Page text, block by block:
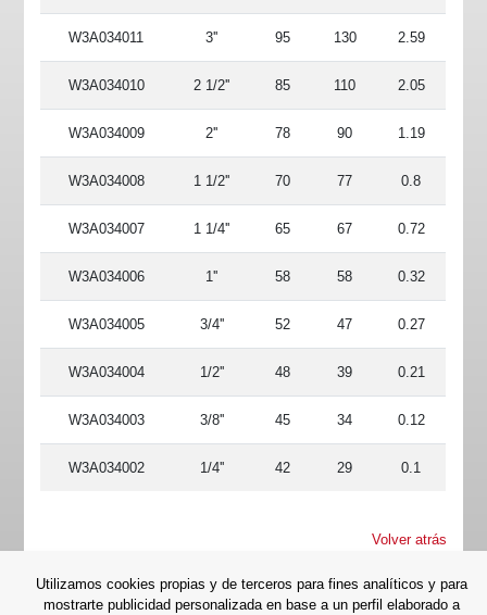
W3A034011 3'' 95 130 2.59
W3A034010 2 1/2'' 85 110 2.05
W3A034009 2'' 78 90 1.19
W3A034008 1 1/2'' 70 77 0.8
W3A034007 1 1/4'' 65 67 0.72
W3A034006 1'' 58 58 0.32
W3A034005 3/4'' 52 47 0.27
W3A034004 1/2'' 48 39 0.21
W3A034003 3/8'' 45 34 0.12
W3A034002 1/4'' 42 29 0.1
Volver atrás
Utilizamos cookies propias y de terceros para fines analíticos y para
mostrarte publicidad personalizada en base a un perfil elaborado a